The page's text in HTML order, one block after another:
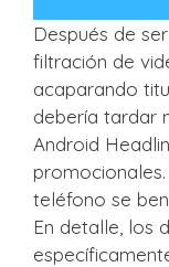
Después de
filtración de
acaparando
debería tardar
Android
teléfono se
En detalle, los